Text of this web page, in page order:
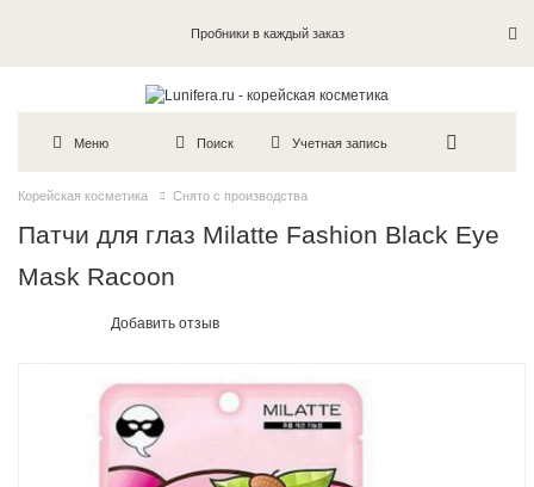
Пробники в каждый заказ
Меню Поиск Учетная запись
Корейская косметика Снято с производства
Патчи для глаз Milatte Fashion Black Eye
Mask Racoon
Добавить отзыв